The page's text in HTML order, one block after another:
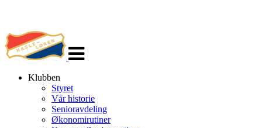
navigasjon
Klubben
Styret
Vår historie
Senioravdeling
Økonomirutiner